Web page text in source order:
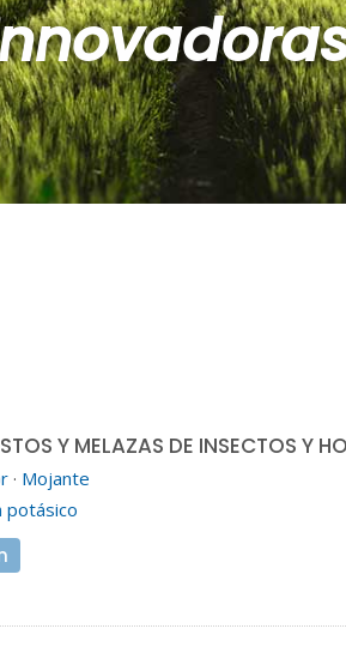
Y MELAZAS DE INSECTOS Y
· Mojante
potásico